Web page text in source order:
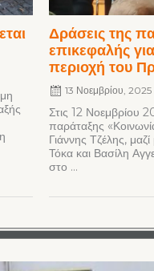
Δράσεις της
επικεφαλής
περιοχή του
13 Νοεμβρίου, 2025
Στις 12 Νοεμβρίου
παράταξης
Γιάννης Τζέλης,
Τόκα και Βασίλη
στο ...